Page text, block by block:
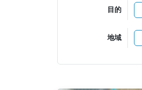
目的
地域